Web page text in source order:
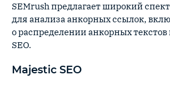
SEMrush предлагает широкий
для анализа анкорных ссылок,
о распределении анкорных
SEO.
Majestic SEO